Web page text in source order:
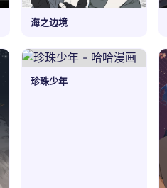
海之边境
珍珠少年